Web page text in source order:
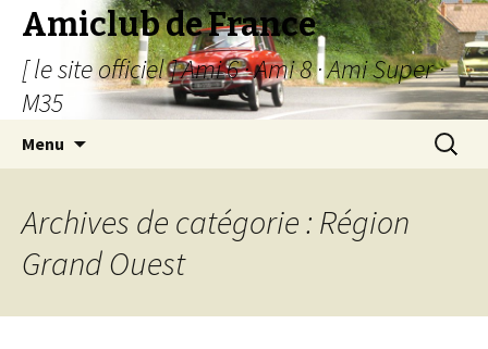
Amiclub de France
[ le site officiel ] Ami 6 · Ami 8 · Ami Super ·
M35
Menu
Archives de catégorie : Région
Grand Ouest